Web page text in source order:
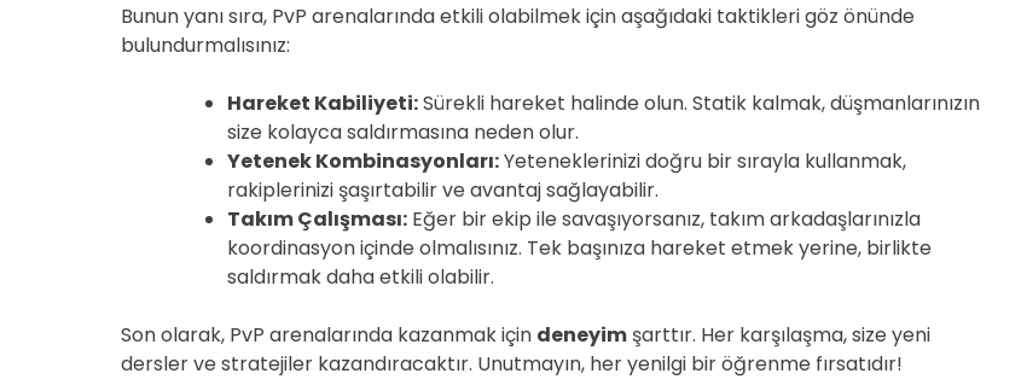
Bunun yanı sıra, PvP arenalarında etkili olabilmek için aşağıdaki taktikleri göz önünde
bulundurmalısınız:
Hareket Kabiliyeti:Sürekli hareket halinde olun. Statik kalmak, düşmanlarınızın
size kolayca saldırmasına neden olur.
Yetenek Kombinasyonları:Yeteneklerinizi doğru bir sırayla kullanmak,
rakiplerinizi şaşırtabilir ve avantaj sağlayabilir.
Takım Çalışması: Eğer bir ekip ile savaşıyorsanız, takım arkadaşlarınızla
koordinasyon içinde olmalısınız. Tek başınıza hareket etmek yerine, birlikte
saldırmak daha etkili olabilir.
Son olarak, PvP arenalarında kazanmak için deneyim şarttır. Her karşılaşma, size yeni
dersler ve stratejiler kazandıracaktır. Unutmayın, her yenilgi bir öğrenme fırsatıdır!